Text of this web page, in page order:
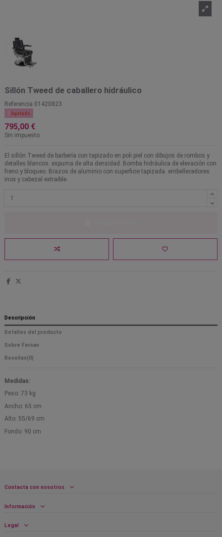
Sillón Tweed de caballero hidráulico
Referencia 01420823
 Agotado
795,00 €
Sin impuesto
El sillón Tweed de barbería con tapizado en poli piel con dibujos de rombos y
detalles blancos. espuma de alta densidad. Bomba hidráulica de elevación con
freno y bloqueo. Brazos de aluminio con superficie tapizada. embellecedores
inox y cabezal extraible.
Descripción
Detalles del producto
Sobre Fersan
Reseñas(0)
Medidas:
Peso: 73 kg
Ancho: 65 cm
Alto: 55/69 cm
Fondo: 90 cm
Contacta con nosotros
Información
Legal